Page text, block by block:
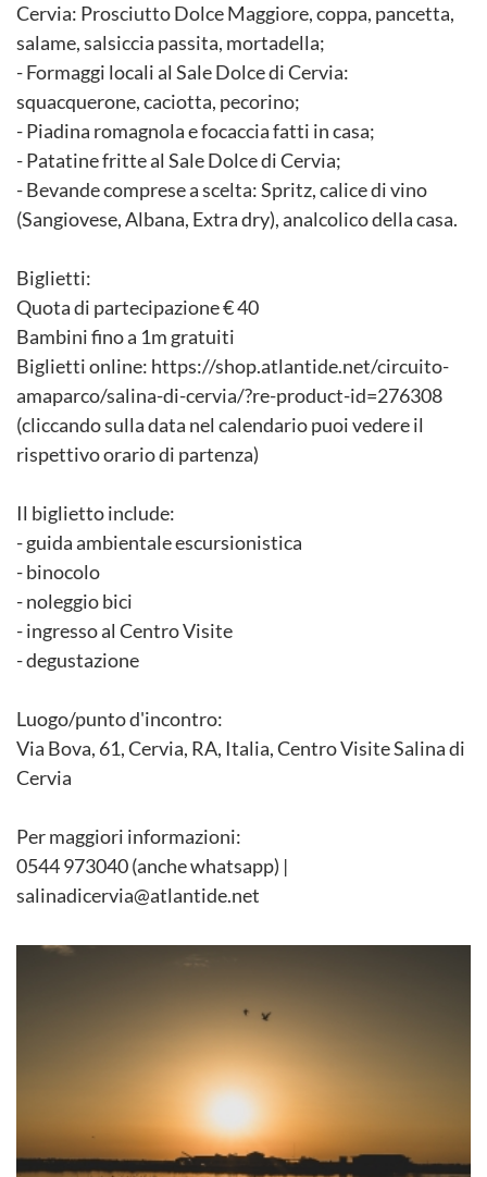
Cervia: Prosciutto Dolce Maggiore, coppa, pancetta,
salame, salsiccia passita, mortadella;
- Formaggi locali al Sale Dolce di Cervia:
squacquerone, caciotta, pecorino;
- Piadina romagnola e focaccia fatti in casa;
- Patatine fritte al Sale Dolce di Cervia;
- Bevande comprese a scelta: Spritz, calice di vino
(Sangiovese, Albana, Extra dry), analcolico della casa.
Biglietti:
Quota di partecipazione € 40
Bambini fino a 1m gratuiti
Biglietti online: https://shop.atlantide.net/circuito-
amaparco/salina-di-cervia/?re-product-id=276308
(cliccando sulla data nel calendario puoi vedere il
rispettivo orario di partenza)
Il biglietto include:
- guida ambientale escursionistica
- binocolo
- noleggio bici
- ingresso al Centro Visite
- degustazione
Luogo/punto d'incontro:
Via Bova, 61, Cervia, RA, Italia, Centro Visite Salina di
Cervia
Per maggiori informazioni:
0544 973040 (anche whatsapp) |
salinadicervia@atlantide.net